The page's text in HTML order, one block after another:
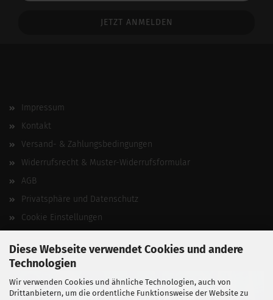
Diese Webseite verwendet Cookies und andere
Technologien
Wir verwenden Cookies und ähnliche Technologien, auch von
Drittanbietern, um die ordentliche Funktionsweise der Website zu
Impressum
Kontakt
Versand- & Zahlungsbedingungen
Widerrufsrecht & Muster-Widerrufsformular
AGB
Privatsphäre und Datenschutz
Cookie Einstellungen
Vertrag widerrufen